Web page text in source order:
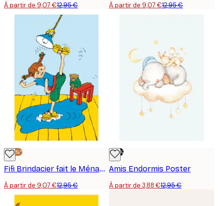
À partir de 9,07 €12,95 € À partir de 9,07 €12,95 €
-30%*
Fifi Brindacier fait le Ménage Affiche
À partir de 9,07 €12,95 €
-70%
Amis Endormis Poster
À partir de 3,88 €12,95 €